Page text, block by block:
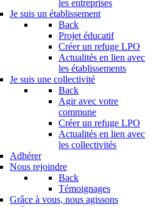
les entreprises
Je suis un établissement
Back
Projet éducatif
Créer un refuge LPO
Actualités en lien avec
les établissements
Je suis une collectivité
Back
Agir avec votre
commune
Créer un refuge LPO
Actualités en lien avec
les collectivités
Adhérer
Nous rejoindre
Back
Témoignages
Grâce à vous, nous agissons